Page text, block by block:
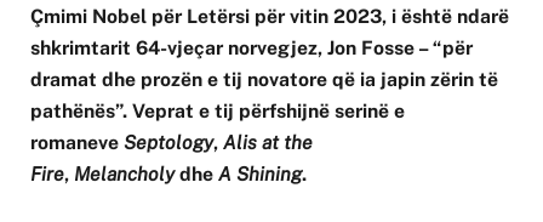
Çmimi Nobel për Letërsi për vitin 2023, i është ndarë
shkrimtarit 64-vjeçar norvegjez, Jon Fosse – “për
dramat dhe prozën e tij novatore që ia japin zërin të
pathënës”. Veprat e tij përfshijnë serinë e
romaneve Septology, Alis at the
Fire, Melancholydhe A Shining.